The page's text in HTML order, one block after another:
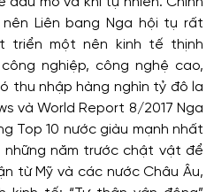
Liên bang Nga hội tụ rất
triển một nên kinh tế thịnh
nghiệp, công nghệ cao,
thu nhập hàng nghìn tỷ đô la
và World Report 8/2017 Nga
Top 10 nước giàu mạnh nhất
những năm trước chật vật để
từ Mỹ và các nước Châu Âu,